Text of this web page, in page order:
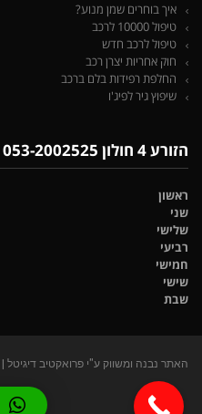
איך בוחרים שמן מנוע?
טיפול 10000 לרכב
טיפול לרכב חדש
חוק אחריות יצרן רכב
החלפת רפידות בלם ברכב
שיפוץ גיר לפיג'ו
הזורע 4 חולון 053-2002525
ראשון
שני
שלישי
רביעי
חמישי
שישי
שבת
האתר נבנה ומשווק ע"י פרואקטיב דיגיטל |